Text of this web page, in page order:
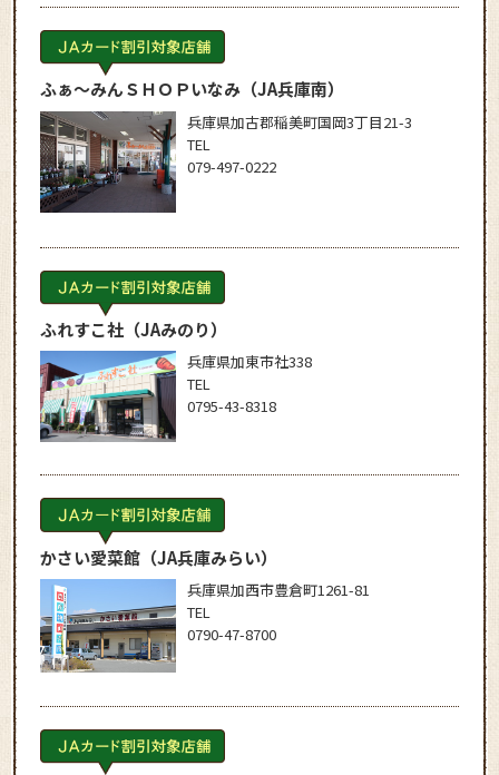
ふぁ～みんＳＨＯＰいなみ（JA兵庫南）
兵庫県加古郡稲美町国岡3丁目21-3
TEL
079-497-0222
ふれすこ社（JAみのり）
兵庫県加東市社338
TEL
0795-43-8318
かさい愛菜館（JA兵庫みらい）
兵庫県加西市豊倉町1261-81
TEL
0790-47-8700